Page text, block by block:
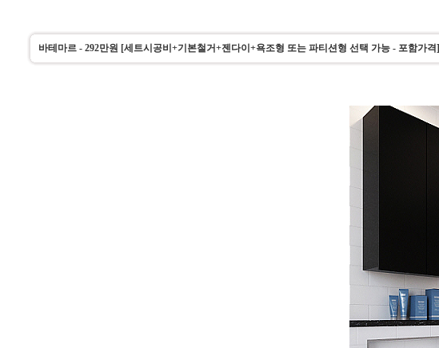
바테마르 - 292만원 [세트시공비+기본철거+젠다이+욕조형 또는 파티션형 선택 가능 - 포함가격]